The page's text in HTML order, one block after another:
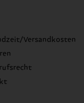
Versandkosten